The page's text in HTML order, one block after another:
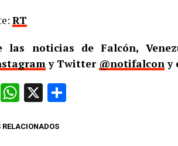
RT
las noticias de Falcón,
y Twitter @notifalcony
Facebook
WhatsApp
X